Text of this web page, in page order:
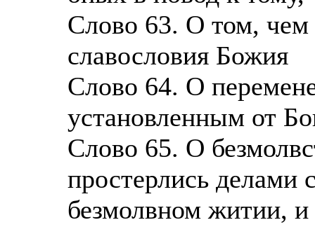
Слово 63. О том, чем
славословия Божия
Слово 64. О
установленным от
Слово 65. О
простерлись делами
безмолвном житии, и